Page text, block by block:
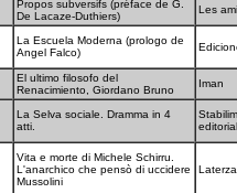
Propos subversifs (préface de G.
De Lacaze-Duthiers)
Les
La Escuela Moderna (prologo de
Angel Falco)
El ultimo filosofo del
Renacimiento, Giordano Bruno
Iman
La Selva sociale. Dramma in 4
atti.
Vita e morte di Michele Schirru.
L'anarchico che pensò di uccidere
Mussolini